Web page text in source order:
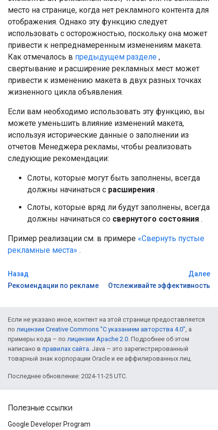
место на странице, когда нет рекламного контента для
отображения. Однако эту функцию следует
использовать с осторожностью, поскольку она может
привести к непреднамеренным изменениям макета.
Как отмечалось в предыдущем разделе ,
свертывание и расширение рекламных мест может
привести к изменению макета в двух разных точках
жизненного цикла объявления.
Если вам необходимо использовать эту функцию, вы
можете уменьшить влияние изменений макета,
используя исторические данные о заполнении из
отчетов Менеджера рекламы, чтобы реализовать
следующие рекомендации:
Слоты, которые могут быть заполнены, всегда
должны начинаться с расширения .
Слоты, которые вряд ли будут заполнены, всегда
должны начинаться со свернутого состояния .
Пример реализации см. в примере «Свернуть пустые
рекламные места» .
Назад
Рекомендации по рекламе
Далее
Отслеживайте эффективность
Если не указано иное, контент на этой странице предоставляется
по лицензии Creative Commons "С указанием авторства 4.0", а
примеры кода – по лицензии Apache 2.0. Подробнее об этом
написано в правилах сайта. Java – это зарегистрированный
товарный знак корпорации Oracle и ее аффилированных лиц.
Последнее обновление: 2024-11-25 UTC.
Полезные ссылки
Google Developer Program